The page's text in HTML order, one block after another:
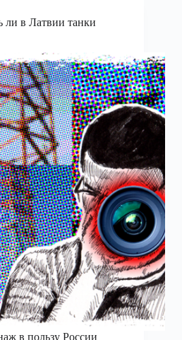
ли в Латвии танки
в пользу России